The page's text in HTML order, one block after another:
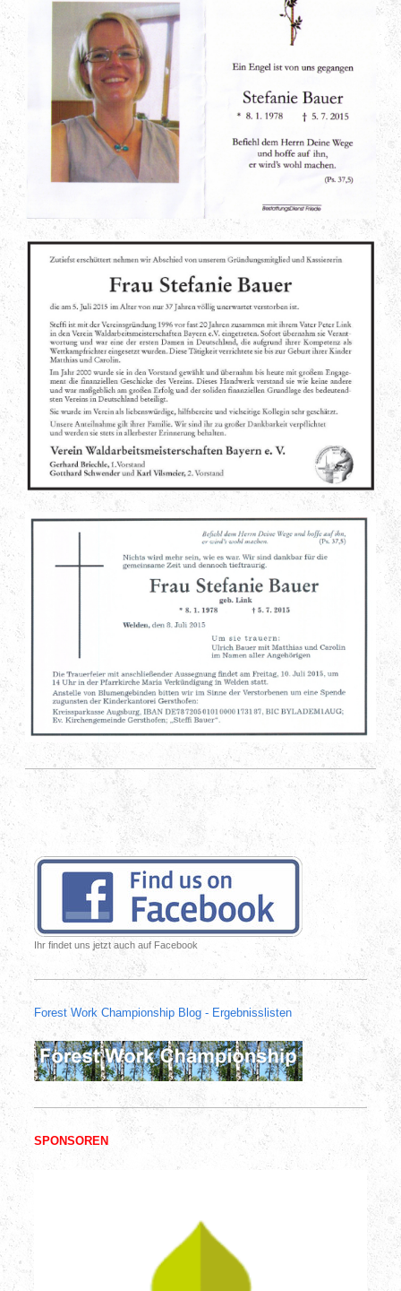
Ihr findet uns jetzt auch auf Facebook
Forest Work Championship Blog - Ergebnisslisten
SPONSOREN